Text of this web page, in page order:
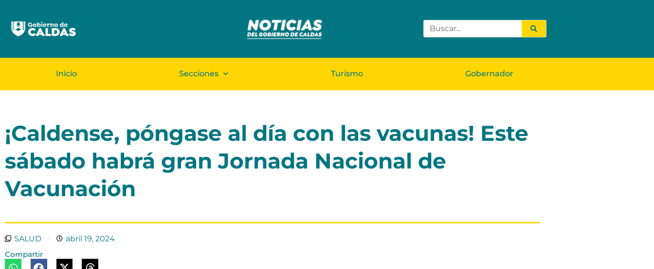
Inicio Secciones Turismo Gobernador
¡Caldense, póngase al día con las vacunas! Este
sábado habrá gran Jornada Nacional de
Vacunación
SALUD
abril 19, 2024
Compartir